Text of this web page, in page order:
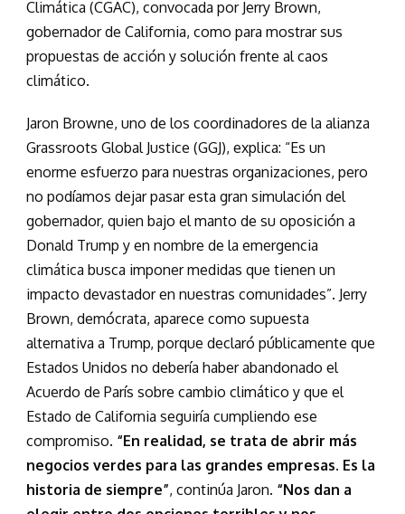
Climática (CGAC), convocada por Jerry Brown,
gobernador de California, como para mostrar sus
propuestas de acción y solución frente al caos
climático.
Jaron Browne, uno de los coordinadores de la alianza
Grassroots Global Justice (GGJ), explica: “Es un
enorme esfuerzo para nuestras organizaciones, pero
no podíamos dejar pasar esta gran simulación del
gobernador, quien bajo el manto de su oposición a
Donald Trump y en nombre de la emergencia
climática busca imponer medidas que tienen un
impacto devastador en nuestras comunidades”. Jerry
Brown, demócrata, aparece como supuesta
alternativa a Trump, porque declaró públicamente que
Estados Unidos no debería haber abandonado el
Acuerdo de París sobre cambio climático y que el
Estado de California seguiría cumpliendo ese
compromiso. “En realidad, se trata de abrir más
negocios verdes para las grandes empresas. Es la
historia de siempre”, continúa Jaron. “Nos dan a